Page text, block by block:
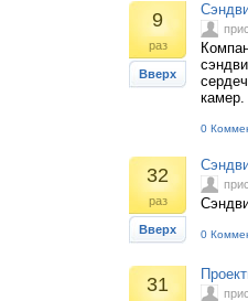
9
раз
Вверх
0
32
раз
Вверх 0
31